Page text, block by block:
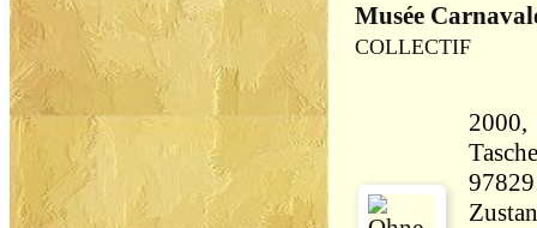
Musée
COLLECTIF